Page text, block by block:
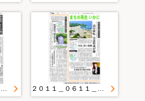
２０１１＿０５２４＿４＿高台移転、かさ上げ検討 山田町復興基本方針 ２７日から住民懇 ２０１１＿０６１１＿１５＿緒に就く 新三陸像 まちの再生 いかに 東日本大震災３カ月